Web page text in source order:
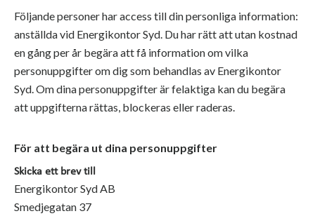
Följande personer har access till din personliga information:
anställda vid Energikontor Syd. Du har rätt att utan kostnad
en gång per år begära att få information om vilka
personuppgifter om dig som behandlas av Energikontor
Syd. Om dina personuppgifter är felaktiga kan du begära
att uppgifterna rättas, blockeras eller raderas.
För att begära ut dina personuppgifter
Skicka ett brev till
Energikontor Syd AB
Smedjegatan 37